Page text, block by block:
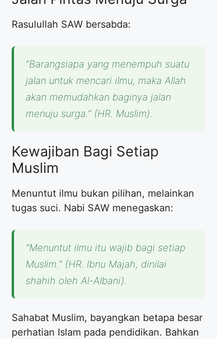
Rasulullah SAW bersabda:
“Barangsiapa yang menempuh suatu
jalan untuk mencari ilmu, maka Allah
akan memudahkan baginya jalan
menuju surga.” (HR. Muslim).
Kewajiban Bagi Setiap
Muslim
Menuntut ilmu bukan pilihan, melainkan
tugas suci. Nabi SAW menegaskan:
“Menuntut ilmu itu wajib bagi setiap
Muslim.” (HR. Ibnu Majah, dinilai
shahih oleh Al-Albani).
Sahabat Muslim, bayangkan betapa besar
perhatian Islam pada pendidikan. Bahkan